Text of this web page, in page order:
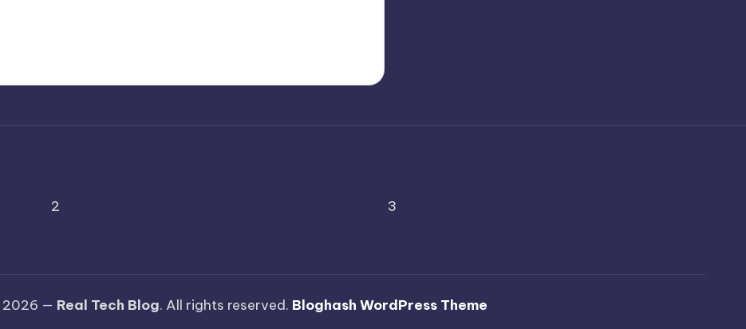
2 3
2026 — Real Tech Blog. All rights reserved. Bloghash WordPress Theme